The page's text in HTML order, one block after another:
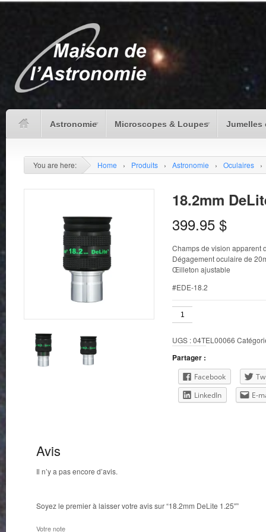
Astronomie Microscopes & Loupes Jumelles
You are here: Home › Produits › Astronomie › Oculaires ›
18.2mm
399.95 $
Champs de vision apparent
Dégagement oculaire de
Œilleton ajustable
#EDE-18.2
quantité
de
DeLite
1.25"
UGS :04TEL00066
Partager :
Facebook
LinkedIn
E-
Avis
Il n’y a pas encore d’avis.
Soyez le premier à laisser votre avis sur “18.2mm DeLite 1.25″”
Votre note